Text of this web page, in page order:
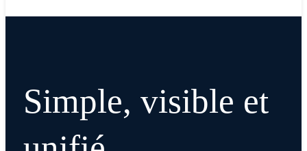
Simple, visible et